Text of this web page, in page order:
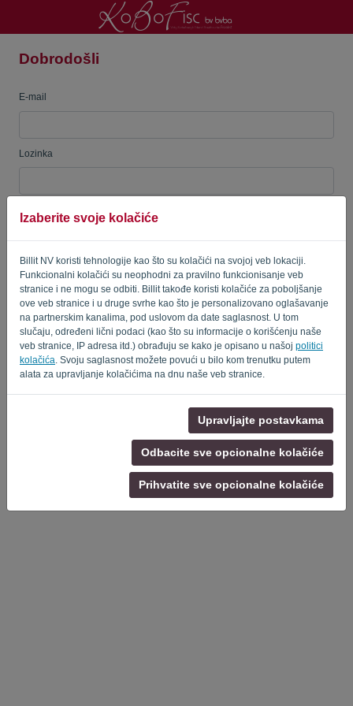
Izaberite svoje kolačiće
Billit NV koristi tehnologije kao što su kolačići na svojoj veb lokaciji.
Funkcionalni kolačići su neophodni za pravilno funkcionisanje veb
stranice i ne mogu se odbiti. Billit takođe koristi kolačiće za poboljšanje
ove veb stranice i u druge svrhe kao što je personalizovano oglašavanje
na partnerskim kanalima, pod uslovom da date saglasnost. U tom
slučaju, određeni lični podaci (kao što su informacije o korišćenju naše
veb stranice, IP adresa itd.) obrađuju se kako je opisano u našoj politici
kolačića . Svoju saglasnost možete povući u bilo kom trenutku putem
alata za upravljanje kolačićima na dnu naše veb stranice.
Upravljajte postavkama
Odbacite sve opcionalne kolačiće
Prihvatite sve opcionalne kolačiće
Dobrodošli
E-mail
Lozinka
Zapamti me
PRIJAVITE SE
Politika privatnosti- Uslovi